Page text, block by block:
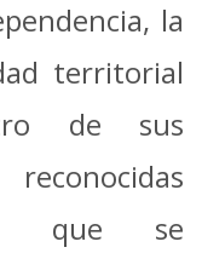
la
territorial
de sus
que se